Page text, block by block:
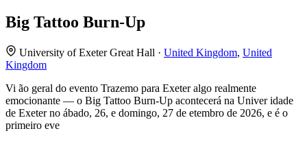
Big Tattoo Burn-Up
University of Exeter Great Hall · United Kingdom, United
Kingdom
Vi ão geral do evento Trazemo para Exeter algo realmente
emocionante — o Big Tattoo Burn-Up acontecerá na Univer idade
de Exeter no ábado, 26, e domingo, 27 de etembro de 2026, e é o
primeiro eve